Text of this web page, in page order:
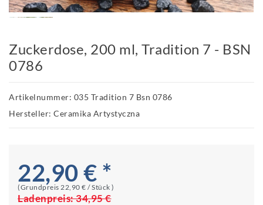
Zuckerdose, 200 ml, Tradition 7 - BSN
0786
Artikelnummer: 035 Tradition 7 Bsn 0786
Hersteller: Ceramika Artystyczna
22,90 € *
(Grundpreis 22,90 € / Stück )
Ladenpreis:34,95 €